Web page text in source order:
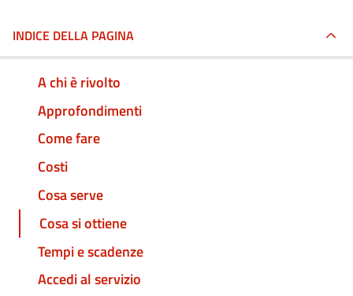
INDICE DELLA PAGINA
A chi è rivolto
Approfondimenti
Come fare
Costi
Cosa serve
Cosa si ottiene
Tempi e scadenze
Accedi al servizio